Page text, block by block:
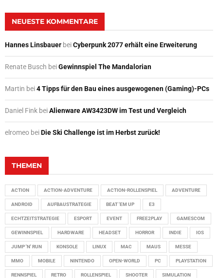
NEUESTE KOMMENTARE
Hannes Linsbauer beiCyberpunk 2077 erhält eine Erweiterung
Renate Busch beiGewinnspiel The Mandalorian
Martin bei4 Tipps für den Bau eines ausgewogenen (Gaming)-PCs
Daniel Fink beiAlienware AW3423DW im Test und Vergleich
elromeo beiDie Ski Challenge ist im Herbst zurück!
THEMEN
ACTION ACTION-ADVENTURE ACTION-ROLLENSPIEL ADVENTURE
ANDROID AUFBAUSTRATEGIE BEAT 'EM UP E3
ECHTZEITSTRATEGIE ESPORT EVENT FREE2PLAY GAMESCOM
GEWINNSPIEL HARDWARE HEADSET HORROR INDIE IOS
JUMP 'N' RUN KONSOLE LINUX MAC MAUS MESSE
MMO MOBILE NINTENDO OPEN-WORLD PC PLAYSTATION
RENNSPIEL RETRO ROLLENSPIEL SHOOTER SIMULATION